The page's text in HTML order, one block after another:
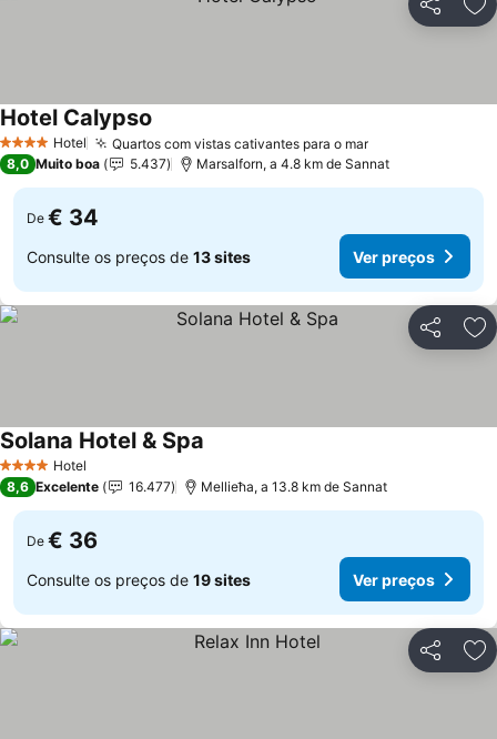
Partilhar
4 EstrelasHotel Quartos com vistas cativantes para o marVer preços
Hotel Calypso
8,0 Muito boa 5.437 Marsalforn, a 4.8 km de Sannat
De € 34
Consulte os preços de 13 sites Ver preços
Partilhar
4 EstrelasHotel
Solana Hotel & Spa
8,6 Excelente 16.477 Mellieħa, a 13.8 km de Sannat
De € 36
Consulte os preços de 19 sites Ver preços
Partilhar